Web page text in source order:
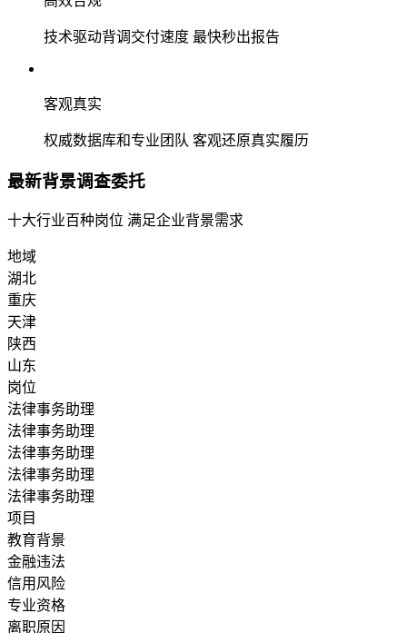
技术驱动背调交付速度 最快秒出报告
客观真实
权威数据库和专业团队 客观还原真实履历
最新背景调查委托
十大行业百种岗位 满足企业背景需求
地域
湖北
重庆
天津
陕西
山东
岗位
法律事务助理
法律事务助理
法律事务助理
法律事务助理
法律事务助理
项目
教育背景
金融违法
信用风险
专业资格
离职原因